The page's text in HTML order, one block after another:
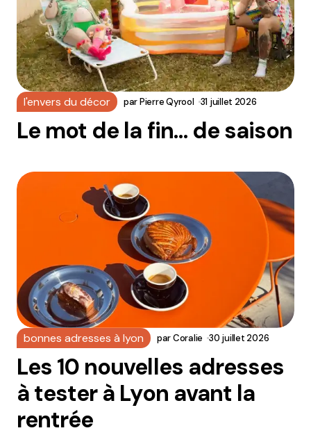
l'envers du décor parPierre Qyrool 31 juillet 2026
Le mot de la fin… de saison
bonnes adresses à lyon parCoralie 30 juillet 2026
Les 10 nouvelles adresses
à tester à Lyon avant la
rentrée